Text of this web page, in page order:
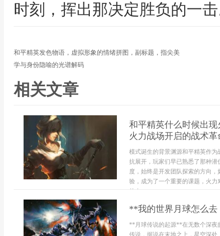
时刻，挥出那决定胜负的一
和平精英发色物语，虚拟形象的情绪拼图，副标题，指尖美
学与身份隐喻的光谱解码
相关文章
和平精英什么时候出
火力战场开启的战术革
模式诞生的背景渊源和平精英作
抗展开，玩家们早已熟悉了那种
度，始终是开发团队探索的方向
验，成为了一个重要的课题，火
的奇...
**我的世界月球怎么
**月球传说的起源**在无数个深夜
传说，据说在末地之上，星空深